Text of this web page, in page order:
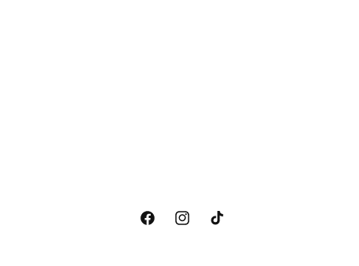
فيسبوكانستغرام
تيك